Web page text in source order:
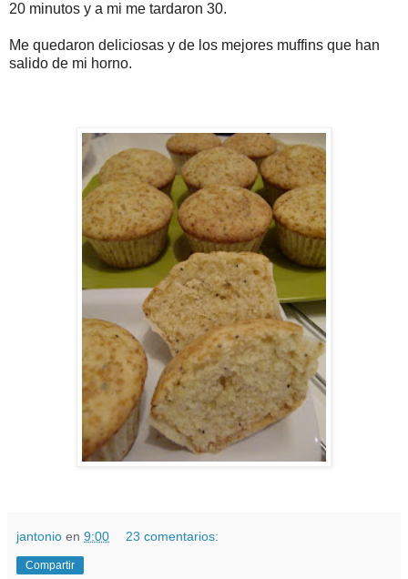
20 minutos y a mi me tardaron 30.
Me quedaron deliciosas y de los mejores muffins que han
salido de mi horno.
jantonio en 9:00 23 comentarios:
Compartir